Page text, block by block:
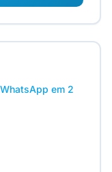
em 2